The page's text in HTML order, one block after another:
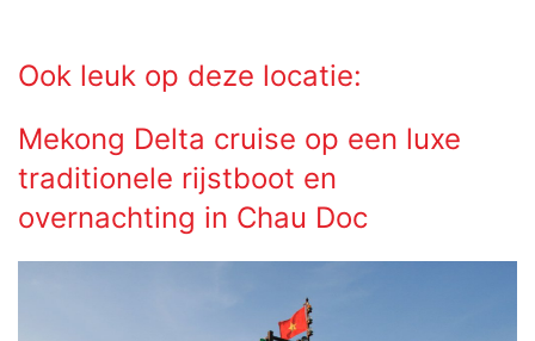
Ook leuk op deze locatie:
Mekong Delta cruise op een luxe
traditionele rijstboot en
overnachting in Chau Doc